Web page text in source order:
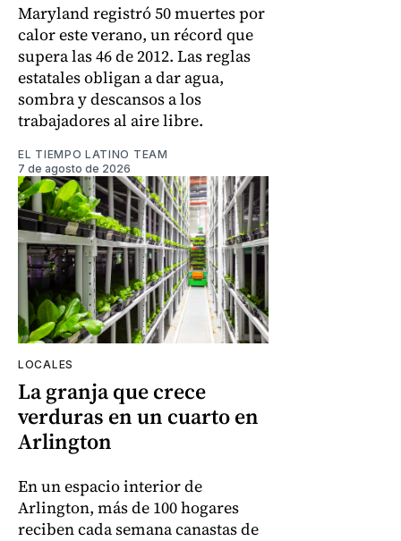
Maryland registró 50 muertes por
calor este verano, un récord que
supera las 46 de 2012. Las reglas
estatales obligan a dar agua,
sombra y descansos a los
trabajadores al aire libre.
EL TIEMPO LATINO TEAM
7 de agosto de 2026
LOCALES
La granja que crece
verduras en un cuarto en
Arlington
En un espacio interior de
Arlington, más de 100 hogares
reciben cada semana canastas de